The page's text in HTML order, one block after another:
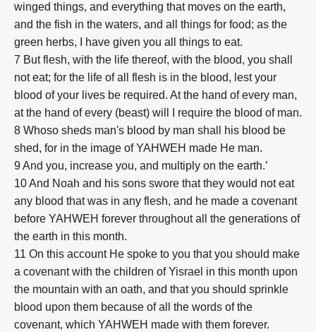
winged things, and everything that moves on the earth,
and the fish in the waters, and all things for food; as the
green herbs, I have given you all things to eat.
7 But flesh, with the life thereof, with the blood, you shall
not eat; for the life of all flesh is in the blood, lest your
blood of your lives be required. At the hand of every man,
at the hand of every (beast) will I require the blood of man.
8 Whoso sheds man's blood by man shall his blood be
shed, for in the image of YAHWEH made He man.
9 And you, increase you, and multiply on the earth.’
10 And Noah and his sons swore that they would not eat
any blood that was in any flesh, and he made a covenant
before YAHWEH forever throughout all the generations of
the earth in this month.
11 On this account He spoke to you that you should make
a covenant with the children of Yisrael in this month upon
the mountain with an oath, and that you should sprinkle
blood upon them because of all the words of the
covenant, which YAHWEH made with them forever.